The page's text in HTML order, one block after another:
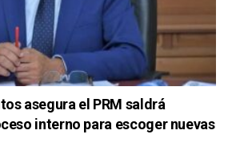
asegura el PRM saldrá
interno para escoger nuevas